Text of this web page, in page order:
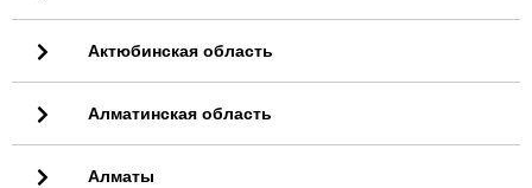
Актюбинская область
Алматинская область
Алматы